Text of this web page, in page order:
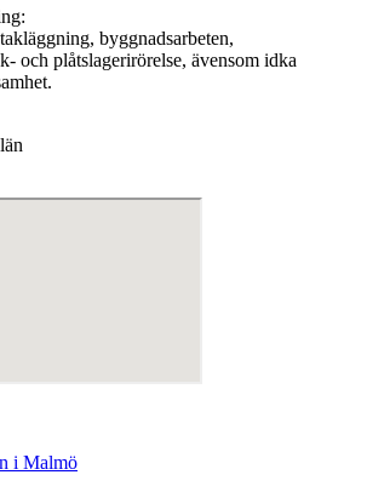
byggnadsarbeten,
och plåtslagerirörelse, ävensom idka
i Malmö